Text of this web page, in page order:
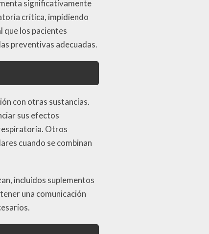
significativamente
crítica, impidiendo
que los pacientes
preventivas adecuadas.
con otras sustancias.
sus efectos
Otros
cuando se combinan
incluidos suplementos
una comunicación